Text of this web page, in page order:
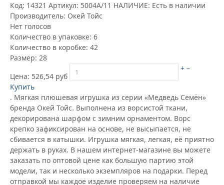
Код: 14321 Артикул: 5004А/11 НАЛИЧИЕ: Есть в наличии
Производитель: Окей Тойс
Нет голосов
Количество в упаковке: 6
Количество в коробке: 42
Размер: 28
Цена: 526,54 руб
+ –
Купить
. Мягкая плюшевая игрушка из серии «Медведь Семён»
бренда Окей Тойс. Выполнена из ворсистой ткани,
декорирована шарфом с зимним орнаментом. Ворс
крепко зафиксирован на основе, не высыпается, не
сбивается в катышки. Игрушка мягкая, легкая, её приятно
держать в руках. В нашем интернет-магазине вы можете
заказать по оптовой цене как большую партию этой
модели, так и несколько экземпляров на подарки. Перед
отправкой мы каждое изделие проверяем на наличие